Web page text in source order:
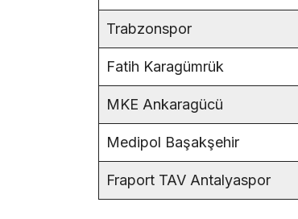
Trabzonspor
Fatih Karagümrük
MKE Ankaragücü
Medipol Başakşehir
Fraport TAV Antalyaspor